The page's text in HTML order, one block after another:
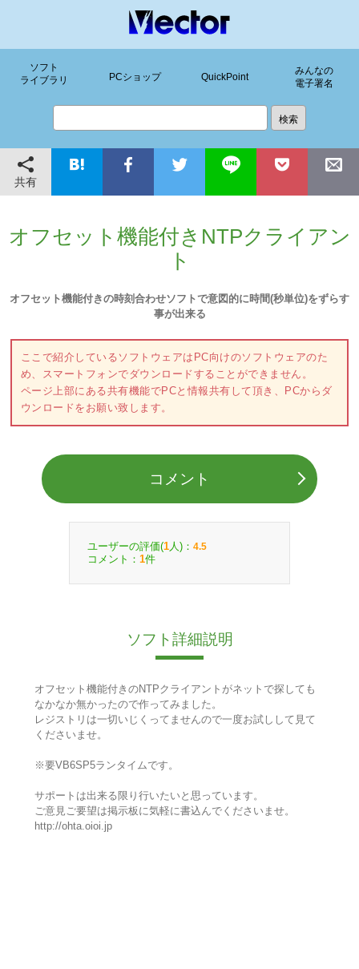
ソフト
ライブラリ
PCショップ QuickPoint
みんなの
電子署名
共有
オフセット機能付きNTPクライアン
ト
オフセット機能付きの時刻合わせソフトで意図的に時間(秒単位)をずらす
事が出来る
ここで紹介しているソフトウェアはPC向けのソフトウェアのた
め、スマートフォンでダウンロードすることができません。
ページ上部にある共有機能でPCと情報共有して頂き、PCからダ
ウンロードをお願い致します。
コメント
ユーザーの評価(1 人)： 4.5
コメント： 1件
ソフト詳細説明
オフセット機能付きのNTPクライアントがネットで探しても
なかなか無かったので作ってみました。
レジストリは一切いじくってませんので一度お試しして見て
くださいませ。
※要VB6SP5ランタイムです。
サポートは出来る限り行いたいと思っています。
ご意見ご要望は掲示板に気軽に書込んでくださいませ。
http://ohta.oioi.jp